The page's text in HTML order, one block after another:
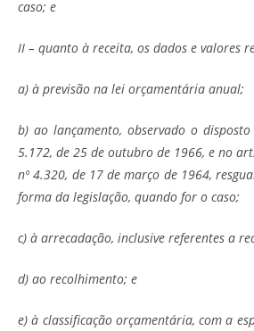
caso; e
II – quanto à receita, os dados e valores
a) à previsão na lei orçamentária anual;
b) ao lançamento, observado o
5.172, de 25 de outubro de 1966, e no
nº 4.320, de 17 de março de 1964,
forma da legislação, quando for o caso;
c) à arrecadação, inclusive referentes a
d) ao recolhimento; e
e) à classificação orçamentária, com a